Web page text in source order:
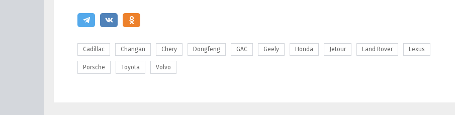
Cadillac Changan Chery Dongfeng GAC Geely Honda Jetour Land Rover Lexus
Porsche Toyota Volvo